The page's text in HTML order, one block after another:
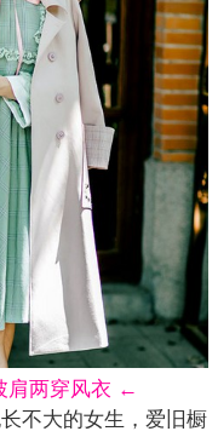
两穿风衣 ←
不大的女生，爱旧橱